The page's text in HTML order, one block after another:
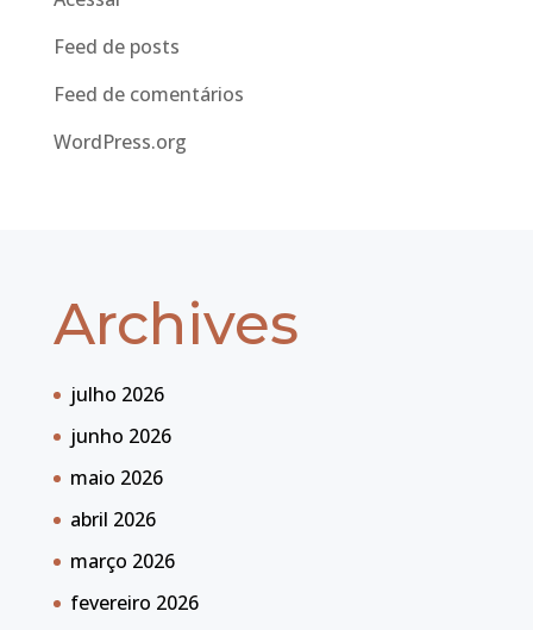
Feed de posts
Feed de comentários
WordPress.org
Archives
julho 2026
junho 2026
maio 2026
abril 2026
março 2026
fevereiro 2026